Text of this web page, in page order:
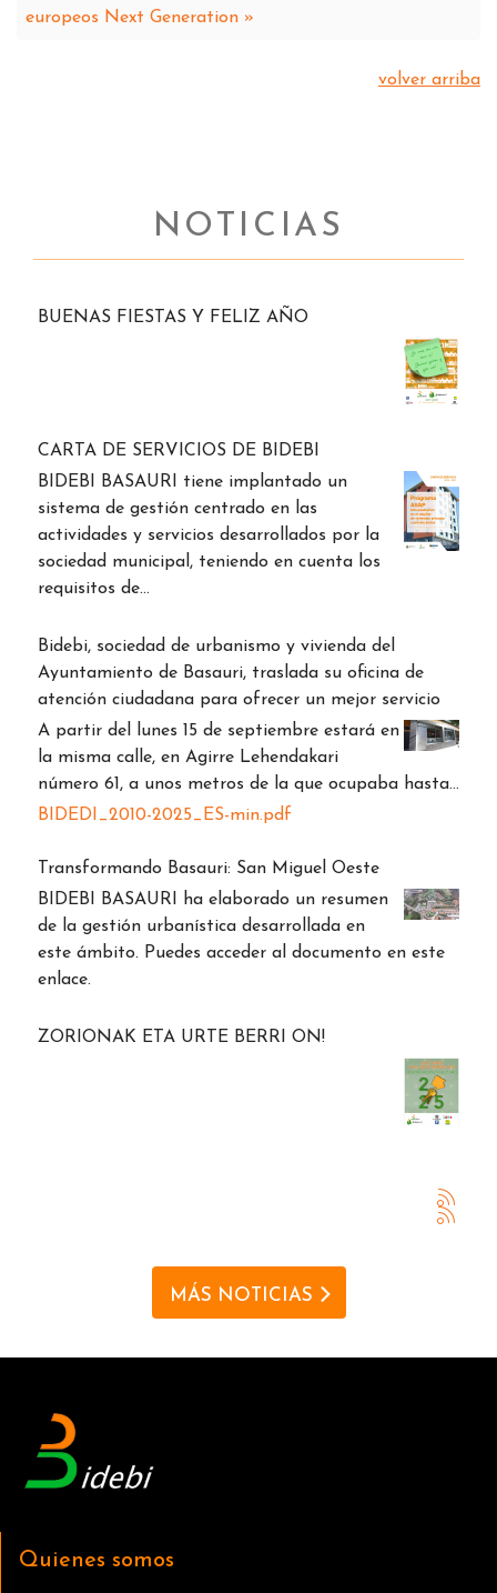
europeos Next Generation »
volver arriba
NOTICIAS
BUENAS FIESTAS Y FELIZ AÑO
CARTA DE SERVICIOS DE BIDEBI
BIDEBI BASAURI tiene implantado un
sistema de gestión centrado en las
actividades y servicios desarrollados por la
sociedad municipal, teniendo en cuenta los
requisitos de…
Bidebi, sociedad de urbanismo y vivienda del
Ayuntamiento de Basauri, traslada su oficina de
atención ciudadana para ofrecer un mejor servicio
A partir del lunes 15 de septiembre estará en
la misma calle, en Agirre Lehendakari
número 61, a unos metros de la que ocupaba hasta…
BIDEDI_2010-2025_ES-min.pdf
Transformando Basauri: San Miguel Oeste
BIDEBI BASAURI ha elaborado un resumen
de la gestión urbanística desarrollada en
este ámbito. Puedes acceder al documento en este
enlace.
ZORIONAK ETA URTE BERRI ON!
MÁS NOTICIAS
Quienes somos